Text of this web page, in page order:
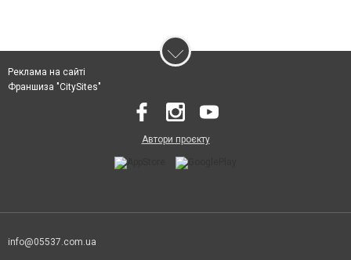
Реклама на сайті
Франшиза "CitySites"
Автори проєкту
info@05537.com.ua